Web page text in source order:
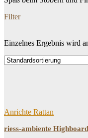
Filter
Dein Budget
Price filter
Einzelnes Ergebnis wird
Anrichte Rattan
riess-ambiente